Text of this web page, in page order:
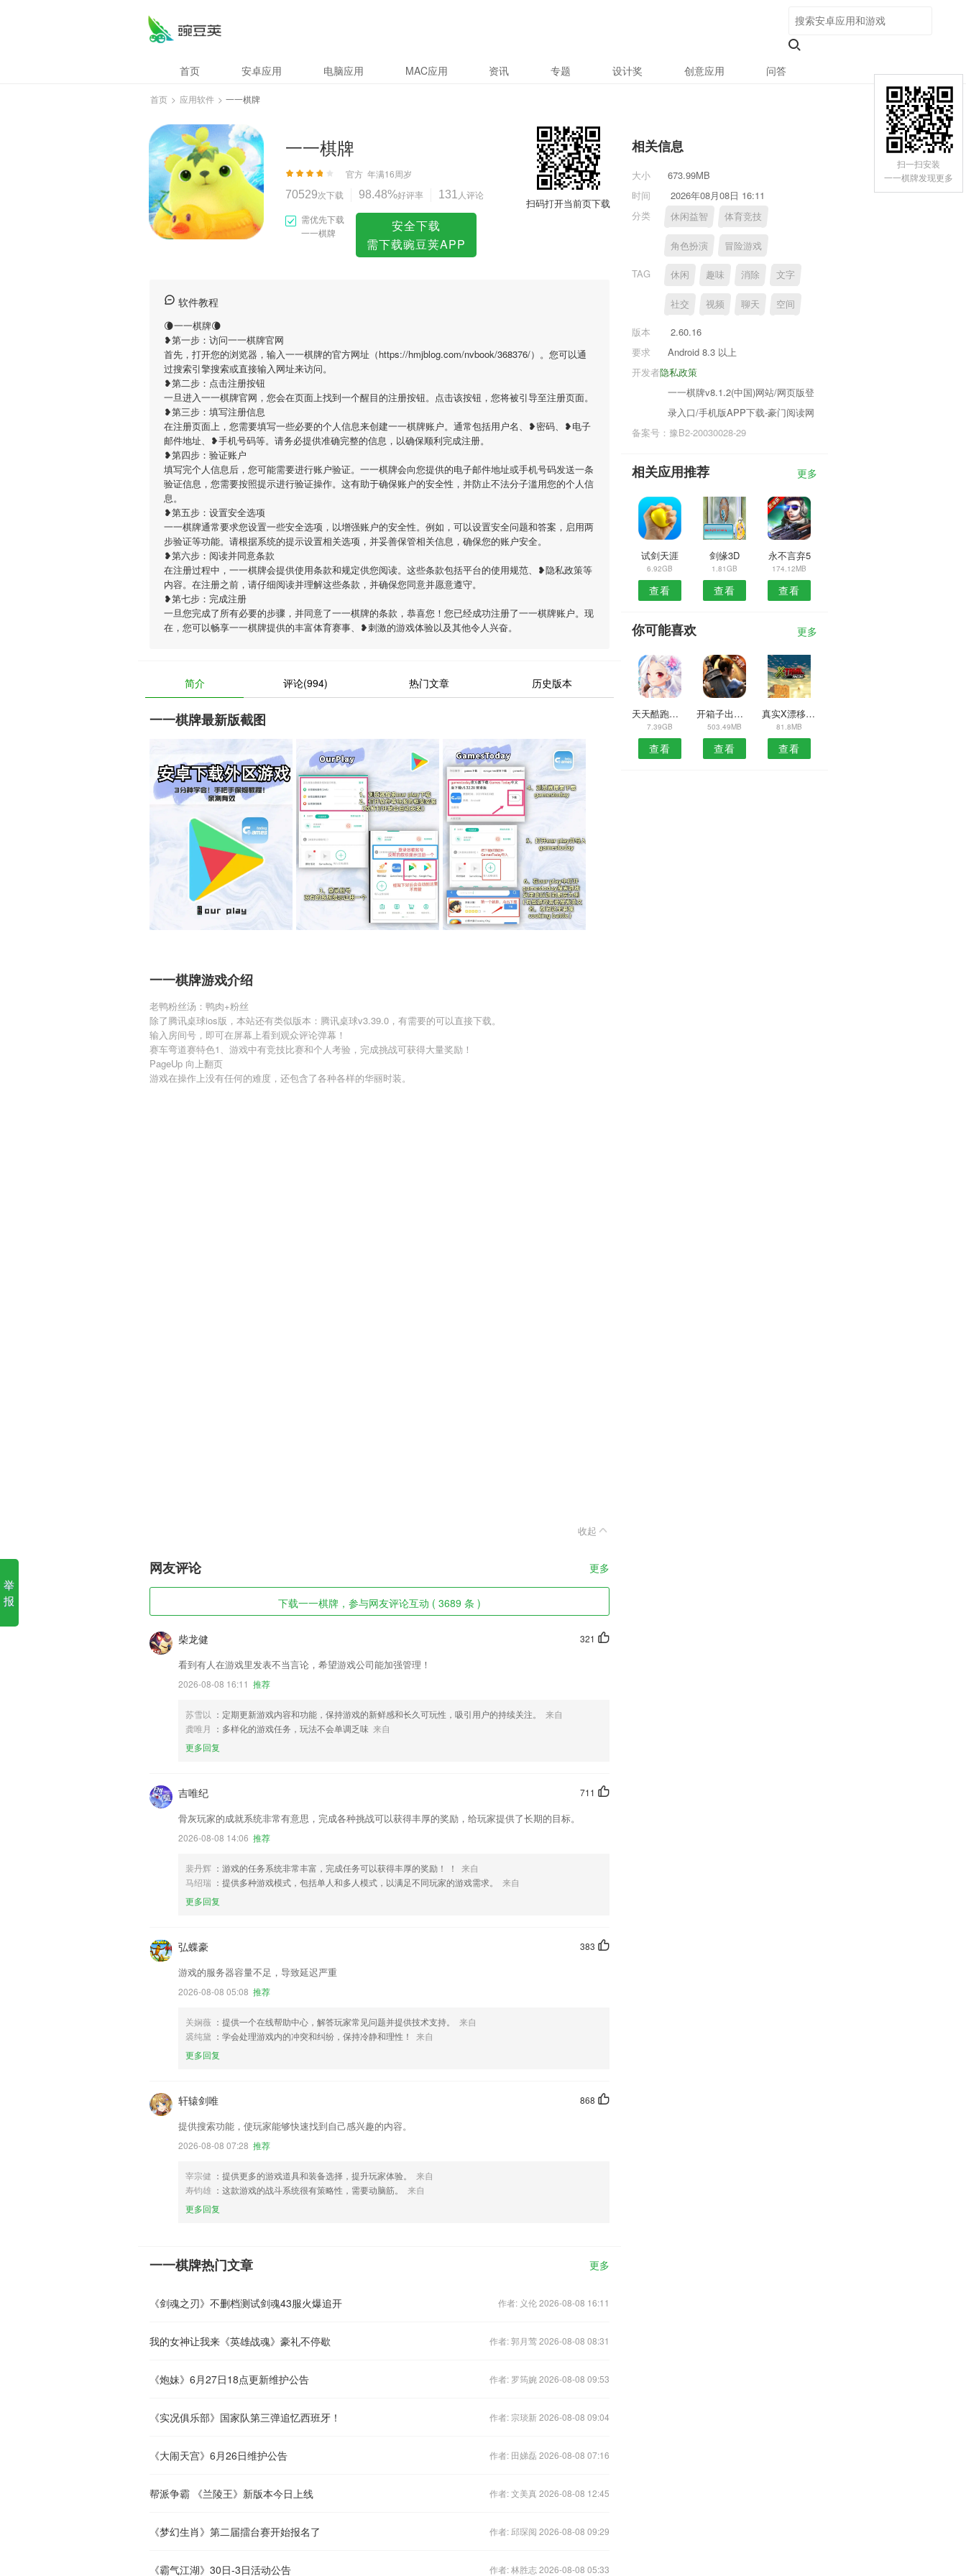
首页 安卓应用 电脑应用 MAC应用 资讯 专题 设计奖 创意应用 问答
首页 > 应用软件 > 一一棋牌
一一棋牌
官方 年满16周岁
70529次下载 98.48%好评率 131 人评论
需优先下载
一一棋牌
安全下载
需下载豌豆荚APP
扫码打开当前页下载
软件教程
🌘一一棋牌🌘
❥第一步：访问一一棋牌官网
首先，打开您的浏览器，输入一一棋牌的官方网址（https://hmjblog.com/nvbook/368376/）。您可以通
过搜索引擎搜索或直接输入网址来访问。
❥第二步：点击注册按钮
一旦进入一一棋牌官网，您会在页面上找到一个醒目的注册按钮。点击该按钮，您将被引导至注册页面。
❥第三步：填写注册信息
在注册页面上，您需要填写一些必要的个人信息来创建一一棋牌账户。通常包括用户名、❥密码、❥电子
邮件地址、❥手机号码等。请务必提供准确完整的信息，以确保顺利完成注册。
❥第四步：验证账户
填写完个人信息后，您可能需要进行账户验证。一一棋牌会向您提供的电子邮件地址或手机号码发送一条
验证信息，您需要按照提示进行验证操作。这有助于确保账户的安全性，并防止不法分子滥用您的个人信
息。
❥第五步：设置安全选项
一一棋牌通常要求您设置一些安全选项，以增强账户的安全性。例如，可以设置安全问题和答案，启用两
步验证等功能。请根据系统的提示设置相关选项，并妥善保管相关信息，确保您的账户安全。
❥第六步：阅读并同意条款
在注册过程中，一一棋牌会提供使用条款和规定供您阅读。这些条款包括平台的使用规范、❥隐私政策等
内容。在注册之前，请仔细阅读并理解这些条款，并确保您同意并愿意遵守。
❥第七步：完成注册
一旦您完成了所有必要的步骤，并同意了一一棋牌的条款，恭喜您！您已经成功注册了一一棋牌账户。现
在，您可以畅享一一棋牌提供的丰富体育赛事、❥刺激的游戏体验以及其他令人兴奋。
简介 评论(994) 热门文章 历史版本
一一棋牌最新版截图
一一棋牌游戏介绍
老鸭粉丝汤：鸭肉+粉丝
除了腾讯桌球ios版，本站还有类似版本：腾讯桌球v3.39.0，有需要的可以直接下载。
输入房间号，即可在屏幕上看到观众评论弹幕！
赛车弯道赛特色1、游戏中有竞技比赛和个人考验，完成挑战可获得大量奖励！
PageUp 向上翻页
游戏在操作上没有任何的难度，还包含了各种各样的华丽时装。
收起
网友评论 更多
下载一一棋牌，参与网友评论互动 ( 3689 条 )
321
柴龙健
看到有人在游戏里发表不当言论，希望游戏公司能加强管理！
2026-08-08 16:11 推荐
苏雪以 ：定期更新游戏内容和功能，保持游戏的新鲜感和长久可玩性，吸引用户的持续关注。
来自
龚唯月 ：多样化的游戏任务，玩法不会单调乏味 来自
更多回复
711
吉唯纪
骨灰玩家的成就系统非常有意思，完成各种挑战可以获得丰厚的奖励，给玩家提供了长期的目标。
2026-08-08 14:06 推荐
裴丹辉 ：游戏的任务系统非常丰富，完成任务可以获得丰厚的奖励！ ！
来自
马绍瑞 ：提供多种游戏模式，包括单人和多人模式，以满足不同玩家的游戏需求。
来自
更多回复
383
弘蝶豪
游戏的服务器容量不足，导致延迟严重
2026-08-08 05:08 推荐
关娴薇 ：提供一个在线帮助中心，解答玩家常见问题并提供技术支持。
来自
裘纯黛 ：学会处理游戏内的冲突和纠纷，保持冷静和理性！
来自
更多回复
868
轩辕剑唯
提供搜索功能，使玩家能够快速找到自己感兴趣的内容。
2026-08-08 07:28 推荐
宰宗健 ：提供更多的游戏道具和装备选择，提升玩家体验。
来自
寿钧雄 ：这款游戏的战斗系统很有策略性，需要动脑筋。
来自
更多回复
一一棋牌热门文章 更多
《剑魂之刃》不删档测试剑魂43服火爆追开 作者: 义伦 2026-08-08 16:11
我的女神让我来《英雄战魂》豪礼不停歇 作者: 郭月莺 2026-08-08 08:31
《炮妹》6月27日18点更新维护公告 作者: 罗筠婉 2026-08-08 09:53
《实况俱乐部》国家队第三弹追忆西班牙！ 作者: 宗琰新 2026-08-08 09:04
《大闹天宫》6月26日维护公告 作者: 田娣磊 2026-08-08 07:16
帮派争霸 《兰陵王》新版本今日上线 作者: 文美真 2026-08-08 12:45
《梦幻生肖》第二届擂台赛开始报名了 作者: 邱琛阅 2026-08-08 09:29
《霸气江湖》30日-3日活动公告 作者: 林胜志 2026-08-08 05:33
相关信息
大小
673.99MB
时间
2026年08月08日 16:11
分类
休闲益智 体育竞技
角色扮演 冒险游戏
TAG 休闲 趣味 消除 文字
社交 视频 聊天 空间
版本
2.60.16
要求
Android 8.3 以上
隐私政策
开发者
一一棋牌v8.1.2(中国)网站/网页版登
录入口/手机版APP下载-豪门阅读网
备案号：豫B2-20030028-29
相关应用推荐 更多
试剑天涯
6.92GB
查看
剑缘3D
1.81GB
查看
永不言弃5
174.12MB
查看
你可能喜欢 更多
天天酷跑美食节2022
7.39GB
查看
开箱子出金游戏
503.49MB
查看
真实X漂移赛车
81.8MB
查看
扫一扫安装
一一棋牌发现更多
举
报